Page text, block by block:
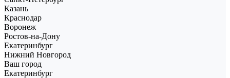
Казань
Краснодар
Воронеж
Ростов-на-Дону
Екатеринбург
Нижний Новгород
Ваш город
Екатеринбург